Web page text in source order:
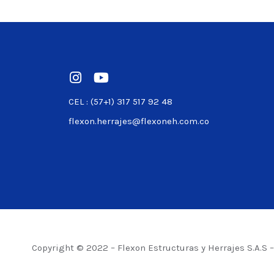
CEL : (57+1) 317 517 92 48
flexon.herrajes@flexoneh.com.co
Copyright © 2022 – Flexon Estructuras y Herrajes S.A.S